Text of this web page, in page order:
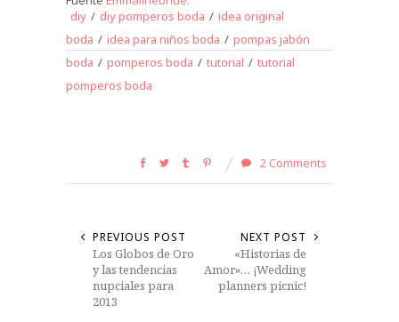
diy / diy pomperos boda / idea original
boda / idea para niños boda / pompas jabón
boda / pomperos boda / tutorial / tutorial
pomperos boda
2 Comments
PREVIOUS POST
Los Globos de Oro
y las tendencias
nupciales para
2013
NEXT POST
«Historias de
Amor»… ¡Wedding
planners picnic!